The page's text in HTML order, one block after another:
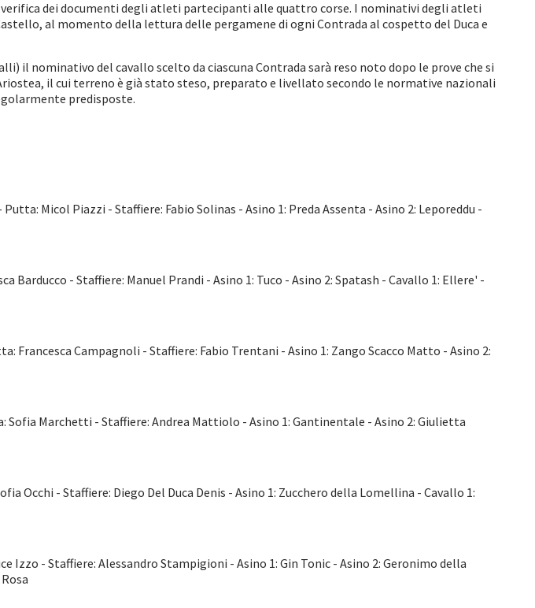
verifica dei documenti degli atleti partecipanti alle quattro corse. I nominativi degli atleti
al momento della lettura delle pergamene di ogni Contrada al cospetto del Duca e
il nominativo del cavallo scelto da ciascuna Contrada sarà reso noto dopo le prove che si
il cui terreno è già stato steso, preparato e livellato secondo le normative nazionali
predisposte.
Micol Piazzi - Staffiere: Fabio Solinas - Asino 1: Preda Assenta - Asino 2: Leporeddu -
- Staffiere: Manuel Prandi - Asino 1: Tuco - Asino 2: Spatash - Cavallo 1: Ellere' -
Campagnoli - Staffiere: Fabio Trentani - Asino 1: Zango Scacco Matto - Asino 2:
Marchetti - Staffiere: Andrea Mattiolo - Asino 1: Gantinentale - Asino 2: Giulietta
Occhi - Staffiere: Diego Del Duca Denis - Asino 1: Zucchero della Lomellina - Cavallo 1:
Izzo - Staffiere: Alessandro Stampigioni - Asino 1: Gin Tonic - Asino 2: Geronimo della